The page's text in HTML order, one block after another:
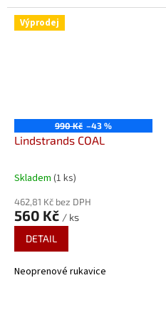
být sepnuty zipem v celém
obvodu pasu s bundou.
Nepromokavé a větru...
Výprodej
990 Kč –43 %
Lindstrands COAL
Skladem (1 ks)
462,81 Kč bez DPH
560 Kč / ks
DETAIL
Neoprenové rukavice